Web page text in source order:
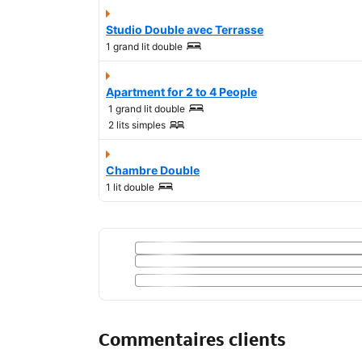
Studio Double avec Terrasse
1 grand lit double
Apartment for 2 to 4 People
1 grand lit double
2 lits simples
Chambre Double
1 lit double
Commentaires clients